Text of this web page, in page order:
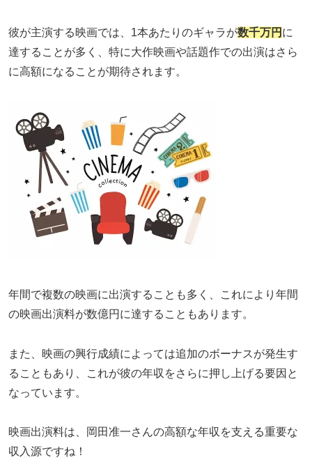
彼が主演する映画では、1本あたりのギャラが数千万円 に
達することが多く、特に大作映画や話題作での出演はさら
に高額になることが期待されます。
年間で複数の映画に出演することも多く、これにより年間
の映画出演料が数億円に達することもあります。
また、映画の興行成績によっては追加のボーナスが発生す
ることもあり、これが彼の年収をさらに押し上げる要因と
なっています。
映画出演料は、岡田准一さんの高額な年収を支える重要な
収入源ですね！